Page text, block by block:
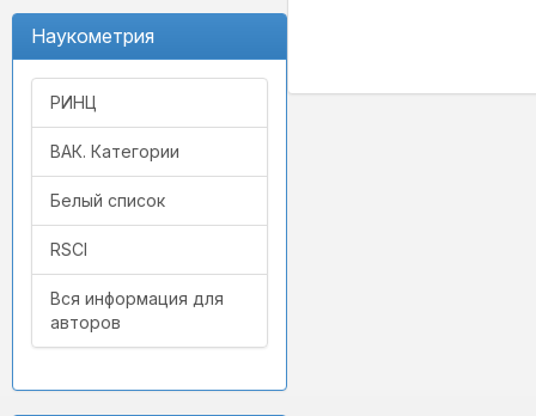
Наукометрия
РИНЦ
ВАК. Категории
Белый список
RSCI
Вся информация для
авторов